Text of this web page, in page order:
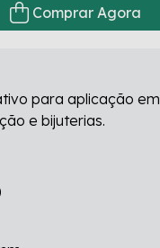
Comprar Agora
para aplicação em
e bijuterias.